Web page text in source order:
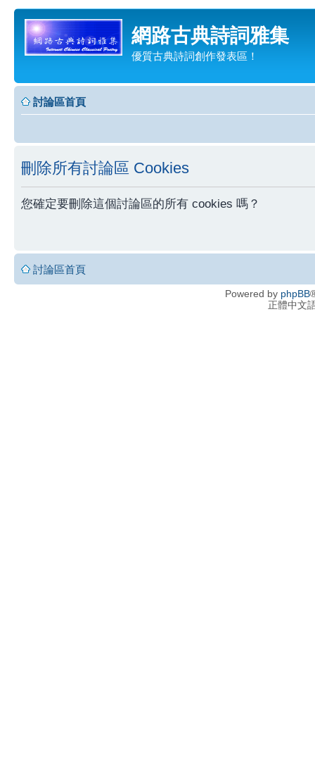
網路古典詩詞雅集
優質古典詩詞創作發表區！
討論區首頁
刪除所有討論區 Cookies
您確定要刪除這個討論區的所有 cookies 嗎？
討論區首頁
Powered by phpBB
正體中文